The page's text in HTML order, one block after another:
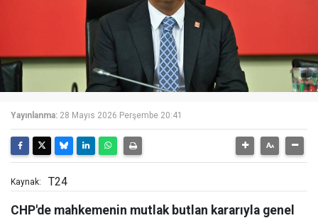
Yayınlanma: 28 Mayıs 2026 Perşembe 20:41
Kaynak: T24
CHP'de mahkemenin mutlak butlan kararıyla genel